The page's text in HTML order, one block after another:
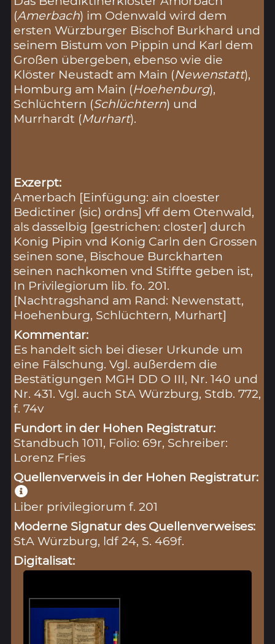
(Amerbach) im Odenwald wird dem
ersten Würzburger Bischof Burkhard und
seinem Bistum von Pippin und Karl dem
Großen übergeben, ebenso wie die
Klöster Neustadt am Main (Newenstatt),
Homburg am Main (Hoehenburg),
Schlüchtern (Schlüchtern) und
Murrhardt (Murhart).
Exzerpt:
Amerbach [Einfügung: ain cloester
Bedictiner (sic) ordns] vff dem Otenwald,
als dasselbig [gestrichen: closter] durch
Konig Pipin vnd Konig Carln den Grossen
seinen sone, Bischoue Burckharten
seinen nachkomen vnd Stiffte geben ist,
In Privilegiorum lib. fo. 201.
[Nachtragshand am Rand: Newenstatt,
Hoehenburg, Schlüchtern, Murhart]
Kommentar:
Es handelt sich bei dieser Urkunde um
eine Fälschung. Vgl. außerdem die
Bestätigungen MGH DD O III, Nr. 140 und
Nr. 431. Vgl. auch StA Würzburg, Stdb. 772,
f. 74v
Fundort in der Hohen Registratur:
Standbuch 1011, Folio: 69r, Schreiber:
Lorenz Fries
Quellenverweis in der Hohen Registratur:
Liber privilegiorum f. 201
Moderne Signatur des Quellenverweises:
StA Würzburg, ldf 24, S. 469f.
Digitalisat: